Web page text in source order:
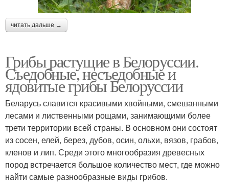
читать дальше →
Грибы растущие в Белоруссии.
Съедобные, несъедобные и
ядовитые грибы Белоруссии
Беларусь славится красивыми хвойными, смешанными
лесами и лиственными рощами, занимающими более
трети территории всей страны. В основном они состоят
из сосен, елей, берез, дубов, осин, ольхи, вязов, грабов,
кленов и лип. Среди этого многообразия древесных
пород встречается большое количество мест, где можно
найти самые разнообразные виды грибов.